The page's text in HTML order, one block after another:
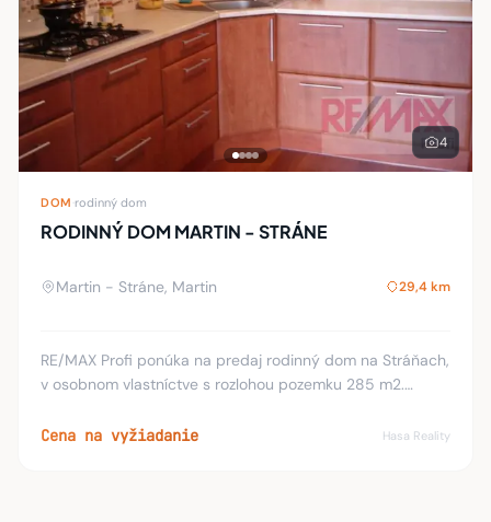
4
DOM rodinný dom
RODINNÝ DOM MARTIN - STRÁNE
Martin - Stráne, Martin 29,4 km
RE/MAX Profi ponúka na predaj rodinný dom na Stráňach,
v osobnom vlastníctve s rozlohou pozemku 285 m2.
Je vybudovaný v radovej zástavbe. Dom je
Cena na vyžiadanie Hasa Reality